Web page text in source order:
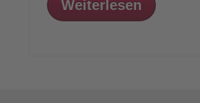
Weiterlesen